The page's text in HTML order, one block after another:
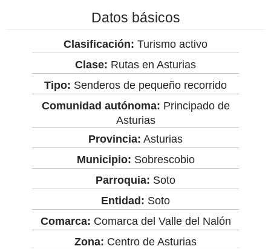
Datos básicos
Clasificación: Turismo activo
Clase: Rutas en Asturias
Tipo: Senderos de pequeño recorrido
Comunidad autónoma: Principado de
Asturias
Provincia: Asturias
Municipio: Sobrescobio
Parroquia: Soto
Entidad: Soto
Comarca: Comarca del Valle del Nalón
Zona: Centro de Asturias